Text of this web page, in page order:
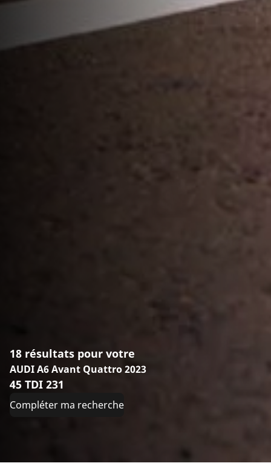
18 résultats pour votre
AUDI A6 Avant Quattro 2023
45 TDI 231
Compléter ma recherche